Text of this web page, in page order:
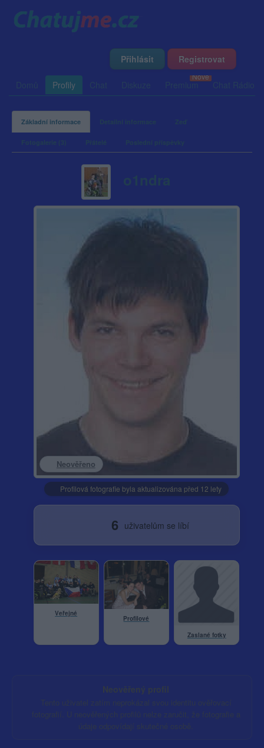
Přihlásit Registrovat
Profily Premium
Základní informace
Neověřeno
Profilová fotografie byla aktualizována před 12 lety
6 uživatelům se líbí
Veřejné
Profilové
Zaslané fotky
Neověřený profil
Tento uživatel zatím neprokázal svou identitu ověřovací
fotografií. U neověřených profilů nelze zaručit, že fotografie a
údaje odpovídají skutečné osobě.